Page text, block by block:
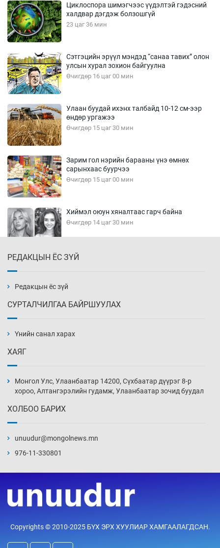
Циклоспора шимэгчээс үүдэлтэй гэдэсний
халдвар дэгдэж болзошгүй
23 цаг 36 мин
Сэтгэцийн эрүүл мэндэд “санаа тавих” олон
улсын хурал зохион байгуулна
Өчигдөр 16 цаг 00 мин
Улаан буудай ихэнх талбайд 10-12 см-ээр
өндөр ургажээ
Өчигдөр 15 цаг 30 мин
Зарим гол нэрийн барааны үнэ өмнөх
сарынхаас буурчээ
Өчигдөр 15 цаг 00 мин
Хиймэл оюун хяналтаас гарч байна
Өчигдөр 14 цаг 30 мин
Өчигдөр 14 цаг 00 мин
нэмэгджээ
Өчигдөр 13 цаг 30 мин
Өчигдөр 13 цаг 00 мин
Өчигдөр 12 цаг 30 мин
үйлчилж буй гэв
Өчигдөр 12 цаг 00 мин
РЕДАКЦЫН ЁС ЗҮЙ
Редакцын ёс зүй
СУРТАЛЧИЛГАА БАЙРШУУЛАХ
Үнийн санал харах
ХАЯГ
Монгол Улс, Улаанбаатар 14200, Сүхбаатар дүүрэг 8-р
хороо, Алтангэрэлийн гудамж, Улаанбаатар зочид буудал
ХОЛБОО БАРИХ
unuudur@mongolnews.mn
976-11-330801
Copyrights © 2010-2025 БҮХ ЭРХ ХУУЛИАР ХАМГААЛАГДСАН.